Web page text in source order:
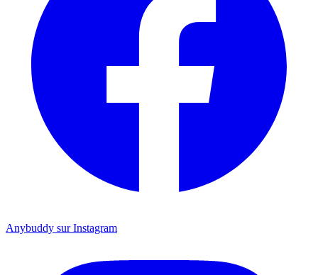
Anybuddy sur Instagram